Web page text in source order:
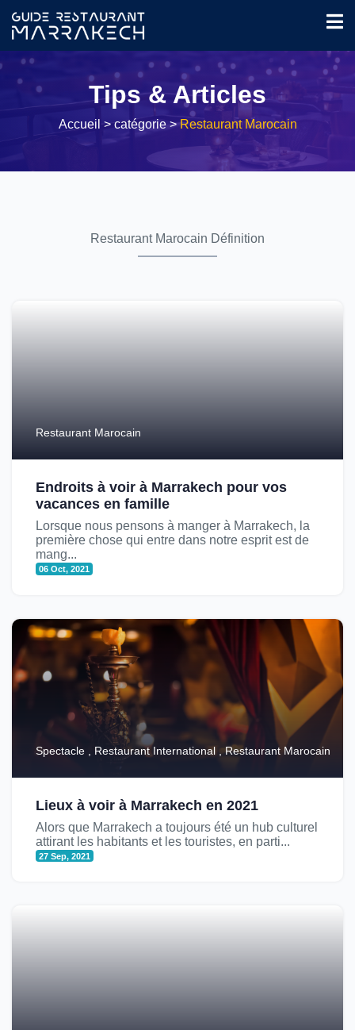
Tips & Articles
Accueil> catégorie >Restaurant Marocain
Restaurant Marocain Définition
Restaurant Marocain
Endroits à voir à Marrakech pour vos
vacances en famille
Lorsque nous pensons à manger à Marrakech, la
première chose qui entre dans notre esprit est de
mang...
06 Oct, 2021
Spectacle , Restaurant International , Restaurant Marocain
Lieux à voir à Marrakech en 2021
Alors que Marrakech a toujours été un hub culturel
attirant les habitants et les touristes, en parti...
27 Sep, 2021